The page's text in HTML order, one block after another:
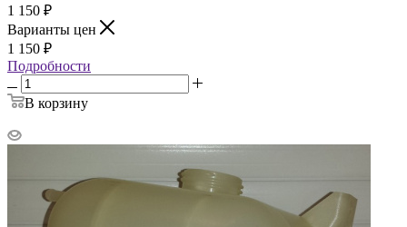
1 150 ₽
Варианты цен
1 150 ₽
Подробности
В корзину